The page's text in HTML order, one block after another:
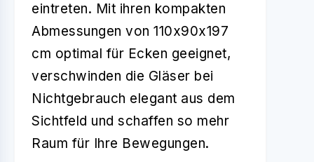
eintreten. Mit ihren kompakten
Abmessungen von 110x90x197
cm optimal für Ecken geeignet,
verschwinden die Gläser bei
Nichtgebrauch elegant aus dem
Sichtfeld und schaffen so mehr
Raum für Ihre Bewegungen.